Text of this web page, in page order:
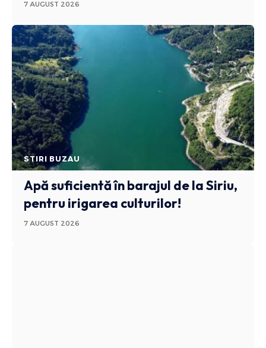
7 AUGUST 2026
STIRI BUZAU
Apă suficientă în barajul de la Siriu,
pentru irigarea culturilor!
7 AUGUST 2026